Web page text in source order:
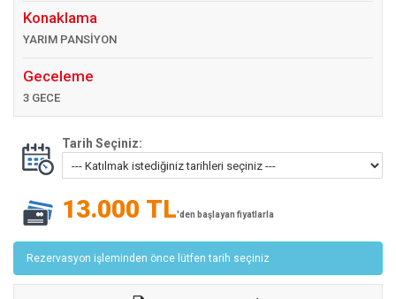
Konaklama
YARIM PANSİYON
Geceleme
3 GECE
Tarih Seçiniz:
13.000 TL'den başlayan fiyatlarla
Rezervasyon işleminden önce lütfen tarih seçiniz